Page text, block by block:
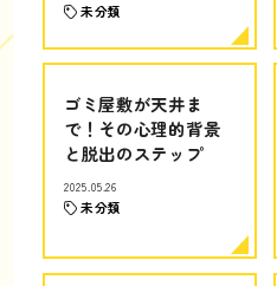
未分類
ゴミ屋敷が天井ま
で！その心理的背景
と脱出のステップ
2025.05.26
未分類